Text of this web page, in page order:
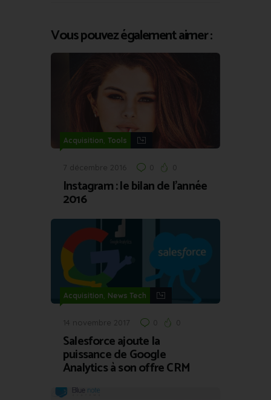
Vous pouvez également aimer :
Acquisition Tools
7 décembre 2016 0 0
Instagram : le bilan de l’année
2016
Acquisition News Tech
14 novembre 2017 0 0
Salesforce ajoute la
puissance de Google
Analytics à son offre CRM